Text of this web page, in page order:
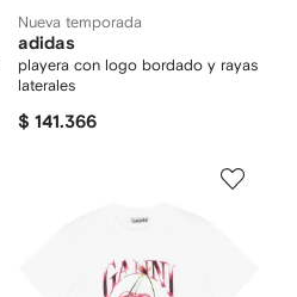
Nueva temporada
adidas
playera con logo bordado y rayas
laterales
$ 141.366